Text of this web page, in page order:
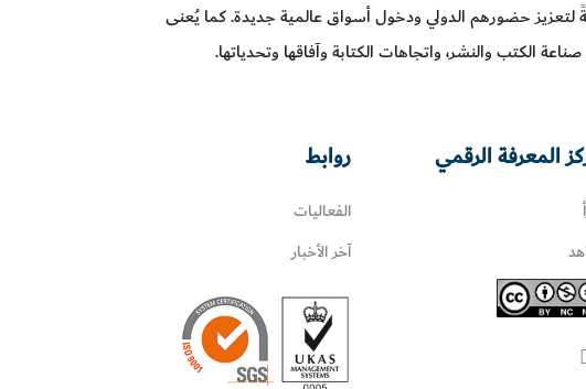
لتعزيز حضورهم الدولي ودخول أسواق عالمية جديدة. كما يُعنى
الكتب والنشر، واتجاهات الكتابة وآفاقها وتحدياتها.
المعرفة الرقمي روابط
الفعاليات
آخر الأخبار